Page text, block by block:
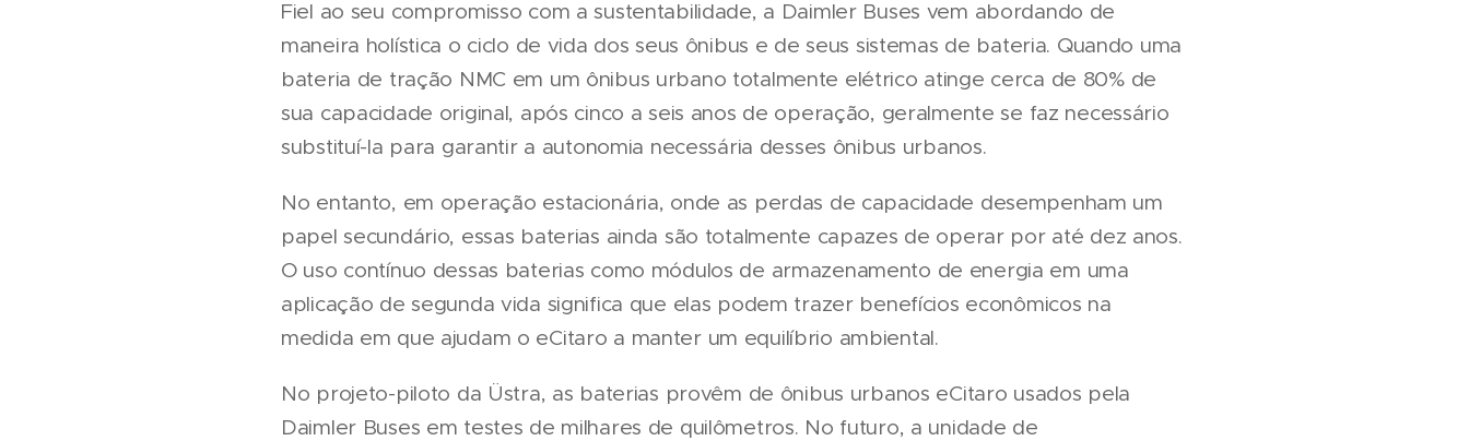
Fiel ao seu compromisso com a sustentabilidade, a Daimler Buses vem abordando de
maneira holística o ciclo de vida dos seus ônibus e de seus sistemas de bateria. Quando uma
bateria de tração NMC em um ônibus urbano totalmente elétrico atinge cerca de 80% de
sua capacidade original, após cinco a seis anos de operação, geralmente se faz necessário
substituí-la para garantir a autonomia necessária desses ônibus urbanos.
No entanto, em operação estacionária, onde as perdas de capacidade desempenham um
papel secundário, essas baterias ainda são totalmente capazes de operar por até dez anos.
O uso contínuo dessas baterias como módulos de armazenamento de energia em uma
aplicação de segunda vida significa que elas podem trazer benefícios econômicos na
medida em que ajudam o eCitaro a manter um equilíbrio ambiental.
No projeto-piloto da Üstra, as baterias provêm de ônibus urbanos eCitaro usados pela
Daimler Buses em testes de milhares de quilômetros. No futuro, a unidade de